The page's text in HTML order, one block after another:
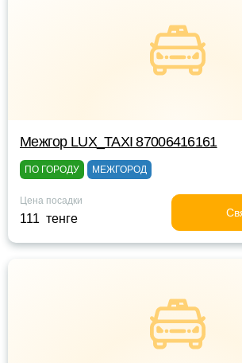
Межгор LUX_TAXI 87006416161
ПО ГОРОДУ МЕЖГОРОД
Цена посадки
111 тенге